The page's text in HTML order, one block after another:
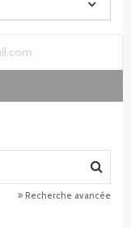
Recherche avancée